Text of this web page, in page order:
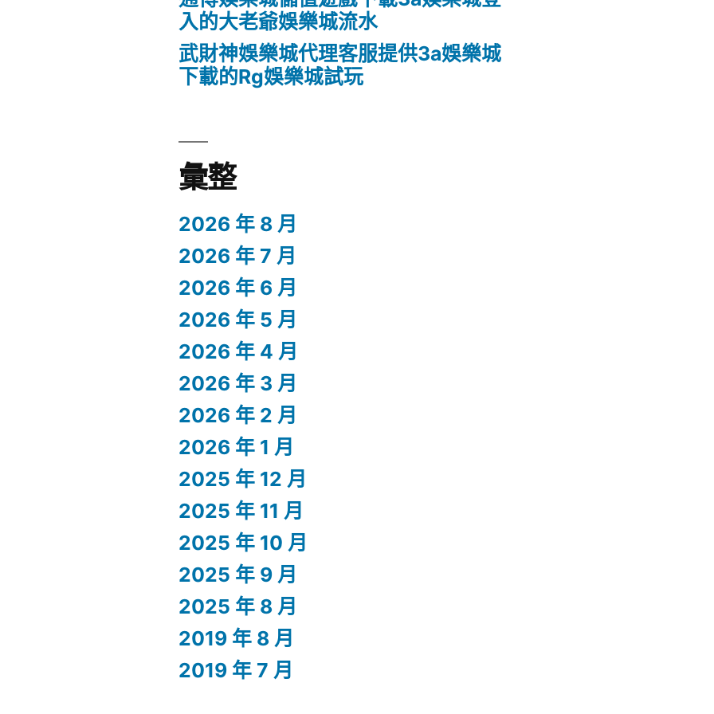
入的大老爺娛樂城流水
武財神娛樂城代理客服提供3a娛樂城
下載的Rg娛樂城試玩
彙整
2026 年 8 月
2026 年 7 月
2026 年 6 月
2026 年 5 月
2026 年 4 月
2026 年 3 月
2026 年 2 月
2026 年 1 月
2025 年 12 月
2025 年 11 月
2025 年 10 月
2025 年 9 月
2025 年 8 月
2019 年 8 月
2019 年 7 月